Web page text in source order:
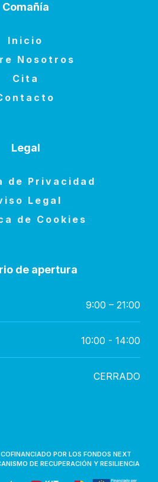
Comañía
Inicio
Nosotros
Cita
Legal
de Privacidad
Legal
de Cookies
de apertura
9:00 – 21:00
10:00 - 14:00
CERRADO
POR LOS FONDOS NEXT
DE RECUPERACIÓN Y RESILIENCIA